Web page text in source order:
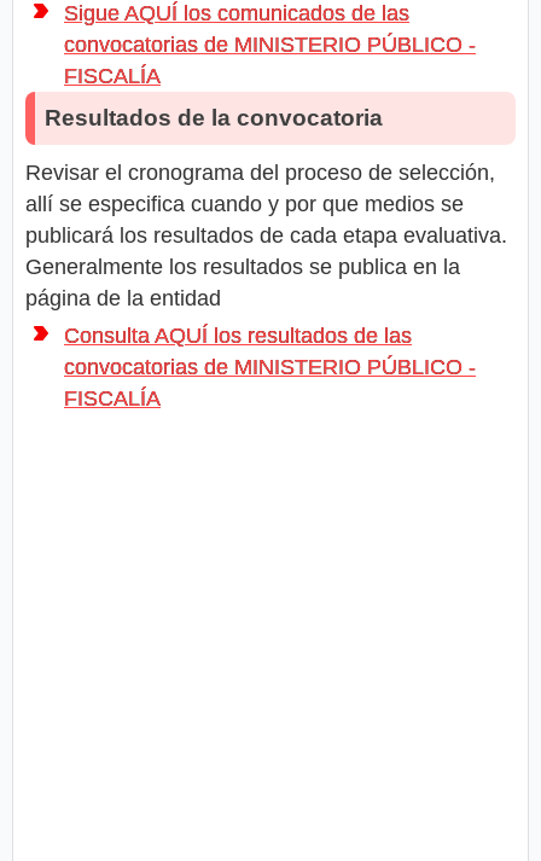
Sigue AQUÍ los comunicados de las
convocatorias de MINISTERIO PÚBLICO -
FISCALÍA
Resultados de la convocatoria
Revisar el cronograma del proceso de selección,
allí se especifica cuando y por que medios se
publicará los resultados de cada etapa evaluativa.
Generalmente los resultados se publica en la
página de la entidad
Consulta AQUÍ los resultados de las
convocatorias de MINISTERIO PÚBLICO -
FISCALÍA